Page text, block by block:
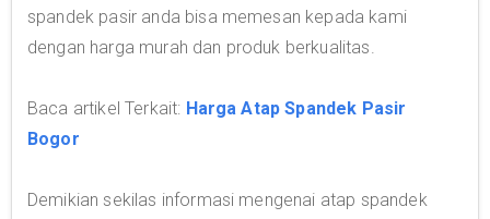
spandek pasir anda bisa memesan kepada kami
dengan harga murah dan produk berkualitas.
Baca artikel Terkait: Harga Atap Spandek Pasir
Bogor
Demikian sekilas informasi mengenai atap spandek